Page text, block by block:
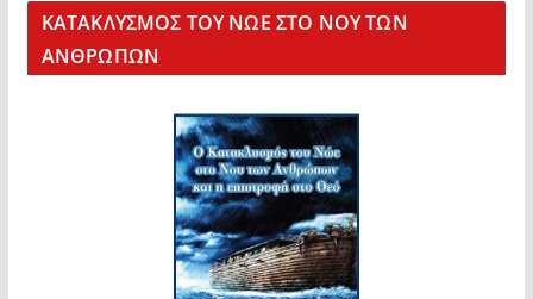
KΑΤΑΚΛΥΣΜΟΣ ΤΟΥ ΝΩΕ ΣΤΟ ΝΟΥ ΤΩΝ
ΑΝΘΡΩΠΩΝ